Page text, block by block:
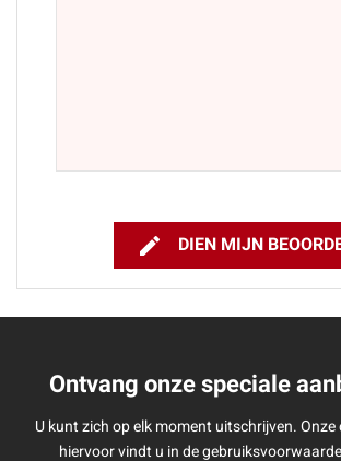
 DIEN MIJN
Ontvang onze speciale
U kunt zich op elk moment uitschrijven.
hiervoor vindt u in de